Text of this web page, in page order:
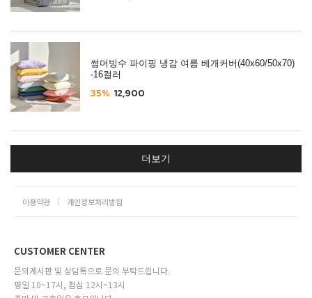
썸머빙수 파이핑 냉감 여름 베개커버(40x60/50x70)
-16컬러
35% 12,900
더보기
이용약관 개인정보처리방침
CUSTOMER CENTER
문의게시판 및 상담톡으로 문의 부탁드립니다.
평일 10~17시, 점심 12시~13시